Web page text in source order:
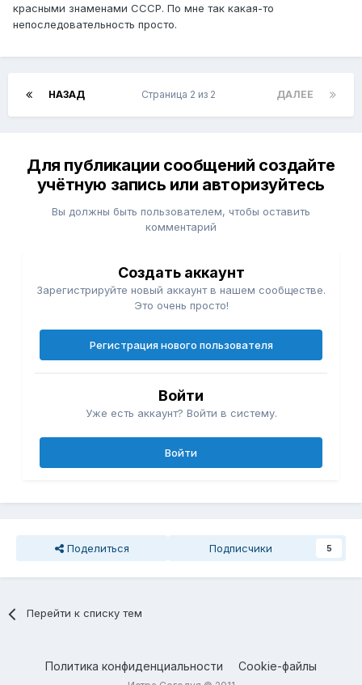
красными знаменами СССР. По мне так какая-то
непоследовательность просто.
НАЗАД ДАЛЕЕ
Страница 2 из 2
Для публикации сообщений создайте
учётную запись или авторизуйтесь
Вы должны быть пользователем, чтобы оставить
комментарий
Создать аккаунт
Зарегистрируйте новый аккаунт в нашем сообществе.
Это очень просто!
Регистрация нового пользователя
Войти
Уже есть аккаунт? Войти в систему.
Войти
Поделиться Подписчики 5
Перейти к списку тем
Политика конфиденциальности Cookie-файлы